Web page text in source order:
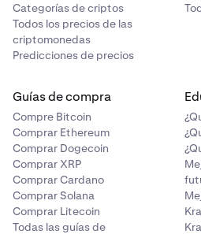
Limitaciones de los xStocks:
•
La OPV de SpaceX a través
disponible para clientes en
L3, LAYER, LAYR, LINEA,
MDT, MOCA, MV, NEST, NKN,
NYM, OBOL, OMNI, ORDER,
PRCL, PSTAKE, Q, QUICK,
RMRK, RNBW, RON, ROOK,
SDN, SIDEKICK, SKL, SKU,
SPK, STEP, STRONG,
TEA, TEER, THQ, TRB, TREE,
VOOI, VRA, WAXP, WEN,
XOR, XRT, YALA, YB, YGG,
Trading de derivados
Categorías de criptos
Todos los precios de las
criptomonedas
Predicciones de precios
Guías de compra
Compre Bitcoin
Comprar Ethereum
Comprar Dogecoin
Comprar XRP
Comprar Cardano
Comprar Solana
Comprar Litecoin
Todas las guías de